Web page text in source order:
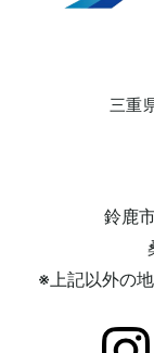
2023年10月
2023年08月
2023年07月
三重
鈴鹿
※上記以外の